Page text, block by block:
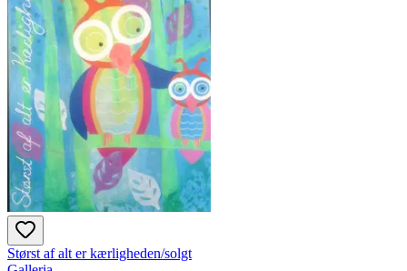
Størst af alt er kærligheden/solgt